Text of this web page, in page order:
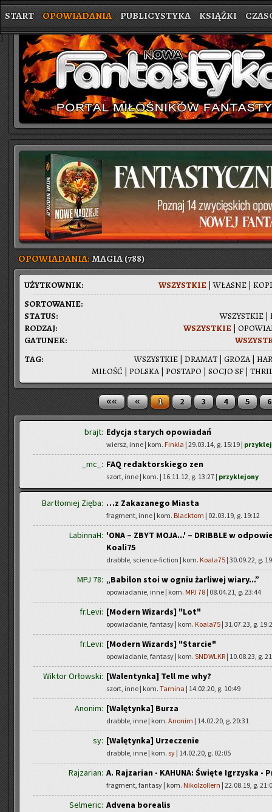
START OPOWIADANIA PUBLICYSTYKA KSIĄŻKI
}
OPOWIADANIA:MAGIA (788)
WSZYST­KIE |WŁA­SNE |
UŻYT­KOW­NIK:
WSZYST­KIE |
WSZYST­KIE |
SOR­TO­WA­NIE:
STA­TUS:
RO­DZAJ:
GA­TU­NEK:
WSZYST­KIE | DRA­MAT | GROZA|
MI­ŁOŚĆ | POL­SKA| PO­STA­PO | SOCJO SF |
TAG:
«« « 1 2 3 4 5 6
brajt: Edycja starych opowiadań
wiersz, inne | kom. Finkla | 29.03.14, g. 15:19 |
_mc_: FAQ redaktorskiego zen
szort, inne | kom. | 16.11.12, g. 13:27 | przyklejony
Bartłomiej Zięba: …z Zakazanego Miasta
fragment, inne | kom. Blacktom | 02.03.19, g. 19:12
LabinnaH: 'ONA – ZBYT MOJA...' – DRIBBLE w
Koali75
drabble, science-fiction | kom. Koala75 | 30.09.22, g.
MPJ 78: „Babilon stoi w ogniu żarliwej wiary...”
opowiadanie, inne | kom. MPJ 78 | 08.04.21, g. 23:44
fr.Levi: [Modern Wizards] "Lot"
opowiadanie, fantasy | kom. Koala75 | 31.07.23, g.
fr.Levi: [Modern Wizards] "Starcie"
opowiadanie, fantasy | kom. SNDWLKR | 10.08.23, g.
Wiktor Orłowski: [Walentynka] Tell me why?
szort, inne | kom. Tarnina | 14.02.20, g. 10:49
Anonim: [Walętynka] Burza
drabble, inne | kom. Anonim | 14.02.20, g. 20:31
sy: [Walętynka] Urzeczenie
drabble, inne | kom. sy | 14.02.20, g. 02:05
Rajzarian: A. Rajzarian - KAHUNA: Święte Igrzyska -
fragment, fantasy | kom. Nikolzollern | 22.08.19, g.
Selmeric: Advena borealis